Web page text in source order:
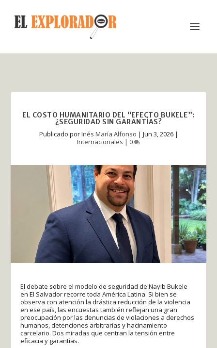
EL COSTO HUMANITARIO DEL “EFECTO BUKELE”:
¿SEGURIDAD SIN GARANTÍAS?
Publicado porInés María Alfonso | Jun 3, 2026|
Internacionales | 0
El debate sobre el modelo de seguridad de Nayib Bukele
en El Salvador recorre toda América Latina. Si bien se
observa con atención la drástica reducción de la violencia
en ese país, las encuestas también reflejan una gran
preocupación por las denuncias de violaciones a derechos
humanos, detenciones arbitrarias y hacinamiento
carcelario. Dos miradas que centran la tensión entre
eficacia y garantías.